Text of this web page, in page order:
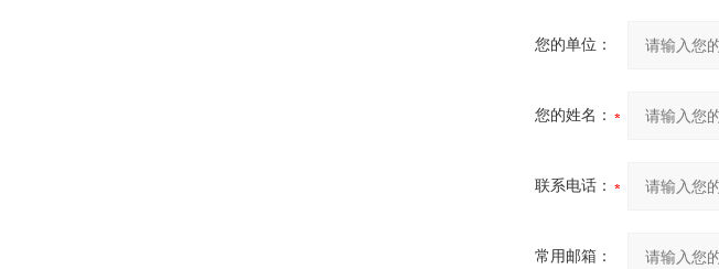
您的单位：
您的姓名：
联系电话：
常用邮箱：